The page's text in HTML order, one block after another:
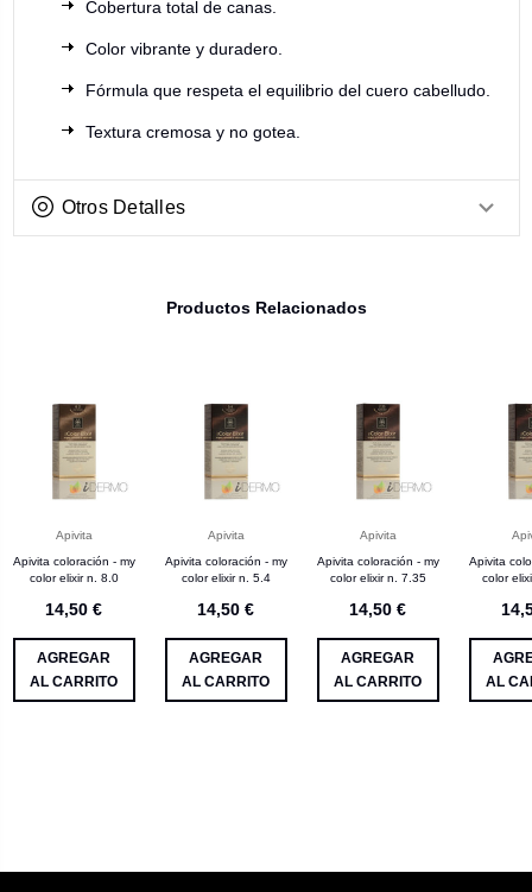
Cobertura total de canas.
Color vibrante y duradero.
Fórmula que respeta el equilibrio del cuero cabelludo.
Textura cremosa y no gotea.
Otros Detalles
Productos Relacionados
Apivita
Apivita coloración - my
color elixir n. 8.0
14,50 €
AGREGAR
AL CARRITO
Apivita
Apivita coloración - my
color elixir n. 5.4
14,50 €
AGREGAR
AL CARRITO
Apivita
Apivita coloración - my
color elixir n. 7.35
14,50 €
AGREGAR
AL CARRITO
Apivita
color
AL